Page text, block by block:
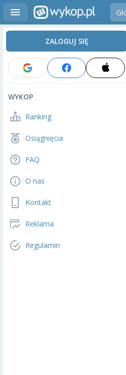
ZALOGUJ SIĘ
WYKOP
Ranking
Osiągnięcia
FAQ
O nas
Kontakt
Reklama
Regulamin